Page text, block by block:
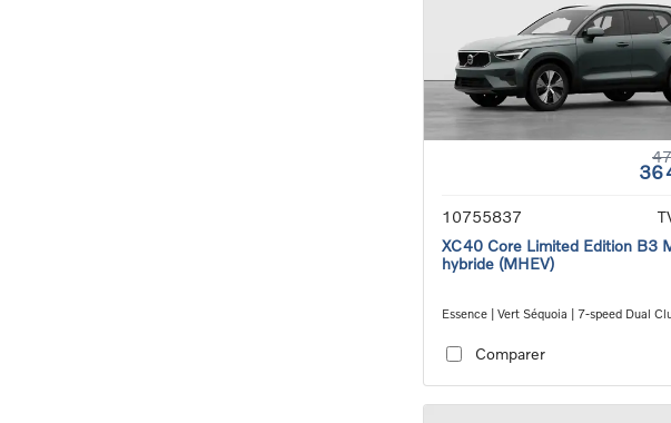
36
10755837
XC40 Core Limited Edition B3
hybride (MHEV)
Essence | Vert Séquoia | 7-speed Dual
Comparer